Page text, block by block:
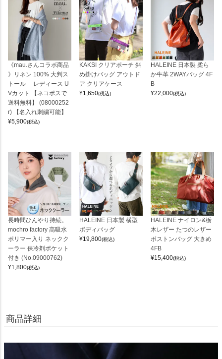
《mau.さんコラボ商品
》リネン 100% 大判ス
トール レディース U
Vカット 【ネコポスで
送料無料】 (08000252
r) 【名入れ刺繍可能】
¥5,900(税込)
KAKSI クリアポーチ 斜
め掛けバッグ アウトド
ア クリアケース
¥1,650(税込)
HALEINE 日本製 柔ら
か牛革 2WAYバッグ 4F
B
¥22,000(税込)
長時間ひんやり持続。
mochro factory 高吸水
ポリマー入り ネックク
ーラー 保冷剤ポケット
付き (No.09000762)
¥1,800(税込)
HALEINE 日本製 横型
ボディバッグ
¥19,800(税込)
HALEINE ナイロン&栃
木レザー たつのレザー
ボストンバッグ 大きめ
4FB
¥15,400(税込)
商品詳細